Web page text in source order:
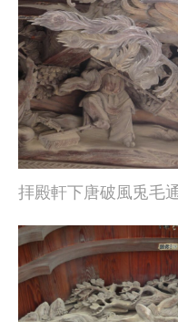
拝殿軒下唐破風兎毛